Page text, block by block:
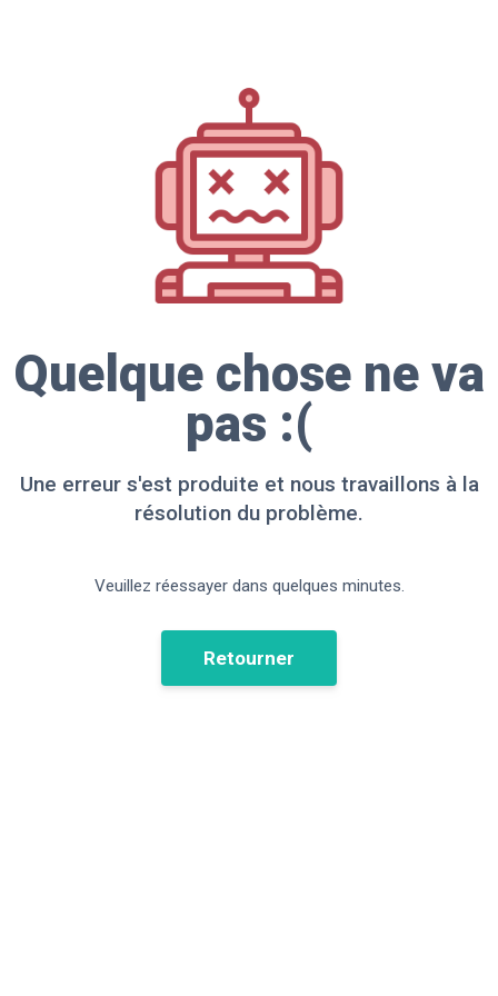
Quelque chose ne va
pas :(
Une erreur s'est produite et nous travaillons à la
résolution du problème.
Veuillez réessayer dans quelques minutes.
Retourner